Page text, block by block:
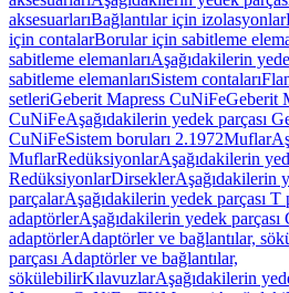
aksesuarlarıBağlantılar için izolasyonlar
için contalarBorular için sabitleme
sabitleme elemanlarıAşağıdakilerin
sabitleme elemanlarıSistem contaları
setleriGeberit Mapress CuNiFeGeberit
CuNiFeAşağıdakilerin yedek parçası
CuNiFeSistem boruları 2.1972Muflar
MuflarRedüksiyonlarAşağıdakilerin
RedüksiyonlarDirseklerAşağıdakilerin
parçalarAşağıdakilerin yedek parçası T
adaptörlerAşağıdakilerin yedek parçası
adaptörlerAdaptörler ve bağlantılar,
parçası Adaptörler ve bağlantılar,
sökülebilirKılavuzlarAşağıdakilerin